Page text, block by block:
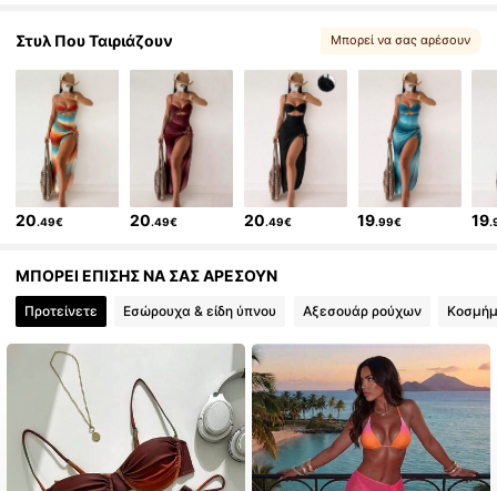
Στυλ Που Ταιριάζουν
Μπορεί να σας αρέσουν
20.49€ 20.49€ 20.49€ 19.99€ 19
ΜΠΟΡΕΙ ΕΠΙΣΗΣ ΝΑ ΣΑΣ ΑΡΕΣΟΥΝ
Προτείνετε Εσώρουχα & είδη ύπνου Αξεσουάρ ρούχων